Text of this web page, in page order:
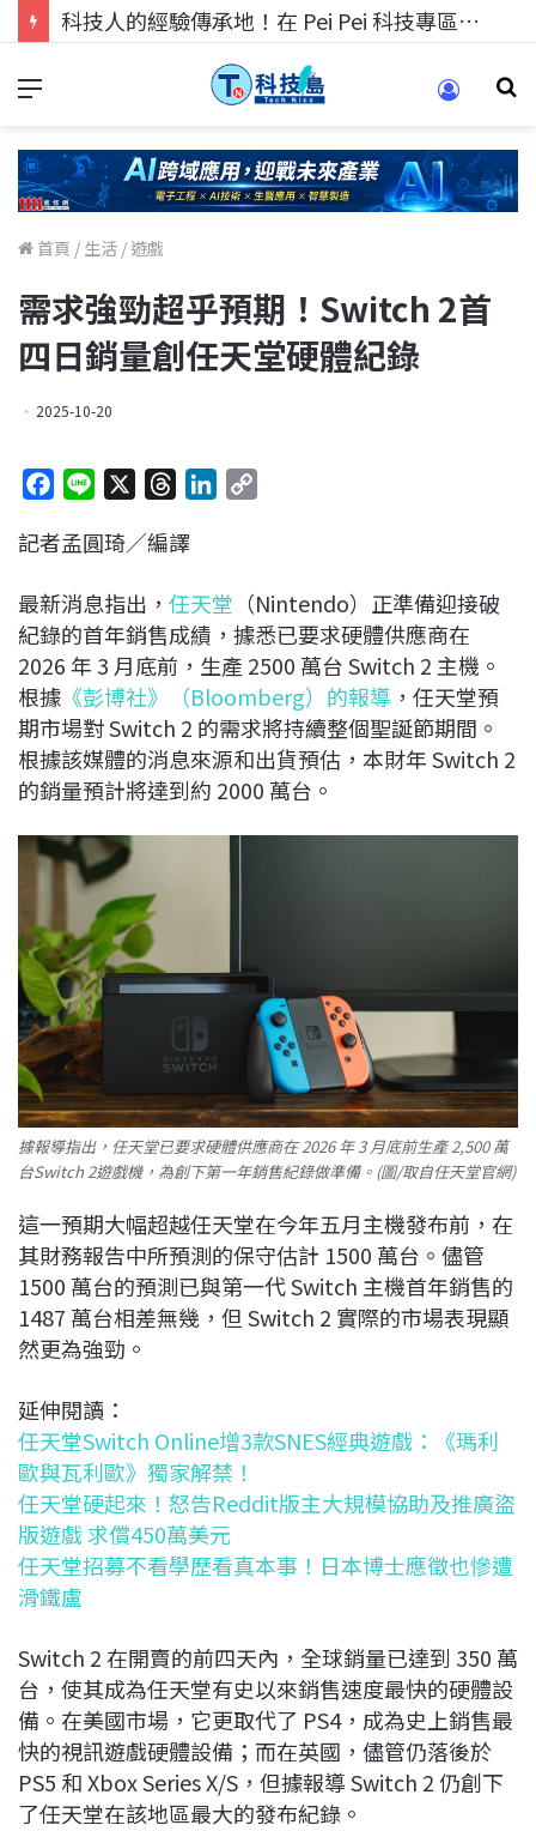
科技人的經驗傳承地！在 Pei Pei 科技專區，與學弟妹交流最硬核的技術
首頁 / 生活 / 遊戲
需求強勁超乎預期！Switch 2首
四日銷量創任天堂硬體紀錄
2025-10-20
c
b
o
o
k
n
r
a
d
s
e
d
I
n
L
i
n
k
記者孟圓琦／編譯
最新消息指出， 任天堂 （Nintendo）正準備迎接破
紀錄的首年銷售成績，據悉已要求硬體供應商在
2026 年 3 月底前，生產 2500 萬台 Switch 2 主機。
根據 《彭博社》（Bloomberg）的報導 ，任天堂預
期市場對 Switch 2 的需求將持續整個聖誕節期間。
根據該媒體的消息來源和出貨預估，本財年 Switch 2
的銷量預計將達到約 2000 萬台。
據報導指出，任天堂已要求硬體供應商在 2026 年 3 月底前生產 2,500 萬
台Switch 2遊戲機，為創下第一年銷售紀錄做準備。(圖/取自任天堂官網)
這一預期大幅超越任天堂在今年五月主機發布前，在
其財務報告中所預測的保守估計 1500 萬台。儘管
1500 萬台的預測已與第一代 Switch 主機首年銷售的
1487 萬台相差無幾，但 Switch 2 實際的市場表現顯
然更為強勁。
延伸閱讀：
任天堂Switch Online增3款SNES經典遊戲：《瑪利
歐與瓦利歐》獨家解禁！
任天堂硬起來！怒告Reddit版主大規模協助及推廣盜
版遊戲 求償450萬美元
任天堂招募不看學歷看真本事！日本博士應徵也慘遭
滑鐵盧
Switch 2 在開賣的前四天內，全球銷量已達到 350 萬
台，使其成為任天堂有史以來銷售速度最快的硬體設
備。在美國市場，它更取代了 PS4，成為史上銷售最
快的視訊遊戲硬體設備；而在英國，儘管仍落後於
PS5 和 Xbox Series X/S，但據報導 Switch 2 仍創下
了任天堂在該地區最大的發布紀錄。